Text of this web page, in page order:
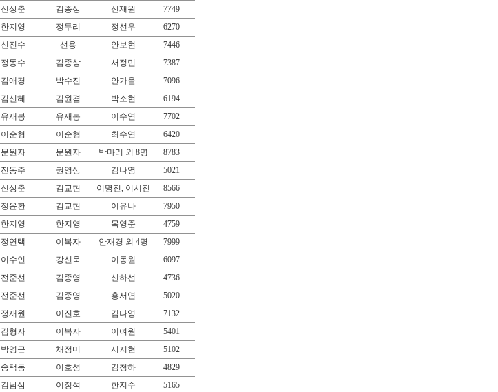
신상춘 김종상 신재원
7749
한지영 정두리 정선우
6270
신진수 선용 안보현
7446
정동수 김종상 서정민
7387
김애경 박수진 안가을
7096
김신혜 김원겸 박소현
6194
유재봉 유재봉 이수연
7702
이순형 이순형 최수연
6420
문원자 문원자 박마리 외 8명
8783
진동주 권영상 김나영
5021
신상춘 김교현 이명진, 이시진
8566
정윤환 김교현 이유나
7950
한지영 한지영 목영준
4759
정연택 이복자 안재경 외 4명
7999
이수인 강신욱 이동원
6097
전준선 김종영 신하선
4736
전준선 김종영 홍서연
5020
정재원 이진호 김나영
7132
김형자 이복자 이여원
5401
박영근 채정미 서지현
5102
송택동 이호성 김청하
4829
김남삼 이정석 한지수 5165